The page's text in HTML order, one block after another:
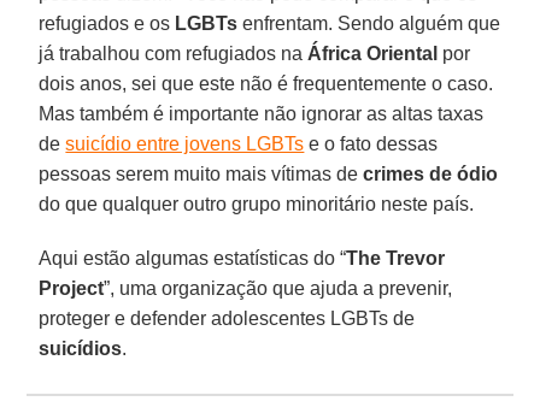
refugiados e os LGBTs enfrentam. Sendo alguém que
já trabalhou com refugiados na África Oriental por
dois anos, sei que este não é frequentemente o caso.
Mas também é importante não ignorar as altas taxas
desuicídio entre jovens LGBTs e o fato dessas
pessoas serem muito mais vítimas decrimes de ódio
do que qualquer outro grupo minoritário neste país.
Aqui estão algumas estatísticas do “The Trevor
Project”, uma organização que ajuda a prevenir,
proteger e defender adolescentes LGBTs de
suicídios.